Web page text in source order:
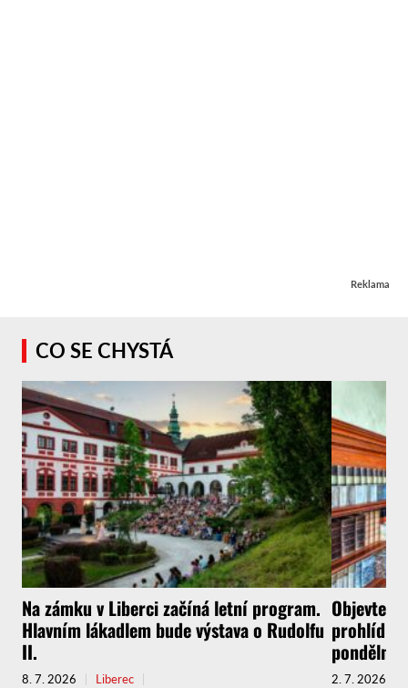
Reklama
CO SE CHYSTÁ
Na zámku v Liberci začíná letní program.
Hlavním lákadlem bude výstava o Rudolfu
II.
8. 7. 2026 Liberec
Objevte
pondělní
2. 7. 2026